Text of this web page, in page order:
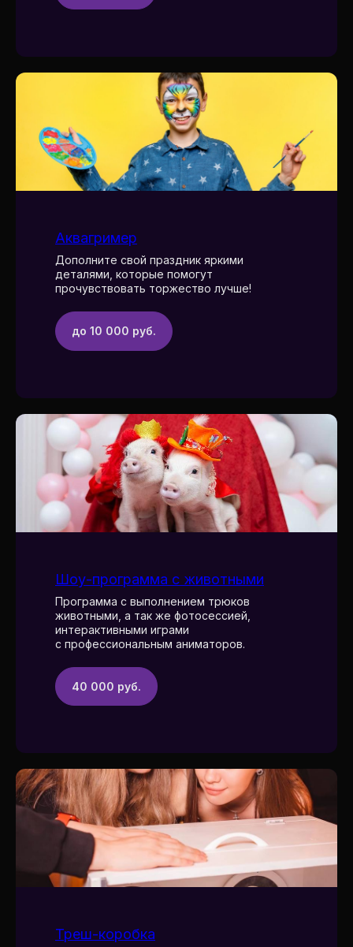
Аквагример
Дополните свой праздник яркими
деталями, которые помогут
прочувствовать торжество лучше!
до 10 000 руб.
Шоу-программа с животными
Программа с выполнением трюков
животными, а так же фотосессией,
интерактивными играми
с профессиональным аниматоров.
40 000 руб.
Треш-коробка